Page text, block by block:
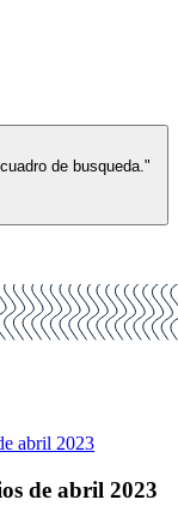
de busqueda."
abril 2023
de abril 2023